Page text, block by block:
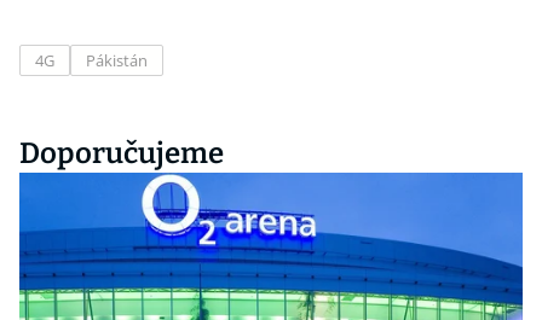
4G Pákistán
Doporučujeme